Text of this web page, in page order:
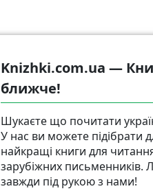
Knizhki.com.ua —
ближче!
Шукаєте що почитати
У нас ви можете підібрати
найкращі книги для
зарубіжних письменників.
завжди під рукою з нами!